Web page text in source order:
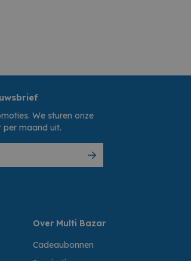
We sturen onze
per maand uit.
Over Multi Bazar
Cadeaubonnen